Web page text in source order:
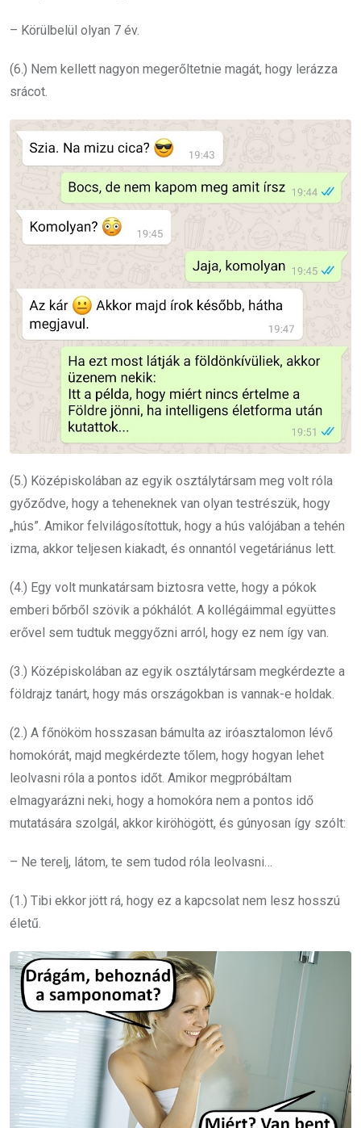
– Körülbelül olyan 7 év.
(6.) Nem kellett nagyon megerőltetnie magát, hogy lerázza
srácot.
(5.) Középiskolában az egyik osztálytársam meg volt róla
győződve, hogy a teheneknek van olyan testrészük, hogy
„hús”. Amikor felvilágosítottuk, hogy a hús valójában a tehén
izma, akkor teljesen kiakadt, és onnantól vegetáriánus lett.
(4.) Egy volt munkatársam biztosra vette, hogy a pókok
emberi bőrből szövik a pókhálót. A kollégáimmal együttes
erővel sem tudtuk meggyőzni arról, hogy ez nem így van.
(3.) Középiskolában az egyik osztálytársam megkérdezte a
földrajz tanárt, hogy más országokban is vannak-e holdak.
(2.) A főnököm hosszasan bámulta az iróasztalomon lévő
homokórát, majd megkérdezte tőlem, hogy hogyan lehet
leolvasni róla a pontos időt. Amikor megpróbáltam
elmagyarázni neki, hogy a homokóra nem a pontos idő
mutatására szolgál, akkor kiröhögött, és gúnyosan így szólt:
– Ne terelj, látom, te sem tudod róla leolvasni…
(1.) Tibi ekkor jött rá, hogy ez a kapcsolat nem lesz hosszú
életű.